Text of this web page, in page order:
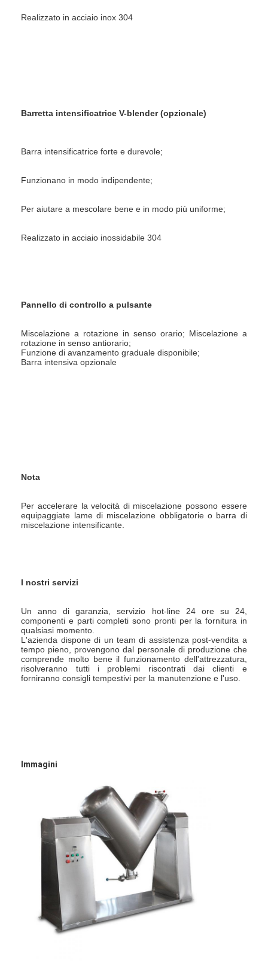
tipo miscelatore di v della polvere
Realizzato in acciaio inox 304
Barretta intensificatrice V-blender (opzionale)
Barra intensificatrice forte e durevole;
Funzionano in modo indipendente;
Per aiutare a mescolare bene e in modo più uniforme;
Realizzato in acciaio inossidabile 304
Pannello di controllo a pulsante
Miscelazione a rotazione in senso orario; Miscelazione a
rotazione in senso antiorario;
Funzione di avanzamento graduale disponibile;
Barra intensiva opzionale
Nota
Per accelerare la velocità di miscelazione possono essere
equipaggiate lame di miscelazione obbligatorie o barra di
miscelazione intensificante.
I nostri servizi
Un anno di garanzia, servizio hot-line 24 ore su 24,
componenti e parti completi sono pronti per la fornitura in
qualsiasi momento.
L'azienda dispone di un team di assistenza post-vendita a
tempo pieno, provengono dal personale di produzione che
comprende molto bene il funzionamento dell'attrezzatura,
risolveranno tutti i problemi riscontrati dai clienti e
forniranno consigli tempestivi per la manutenzione e l'uso.
Immagini